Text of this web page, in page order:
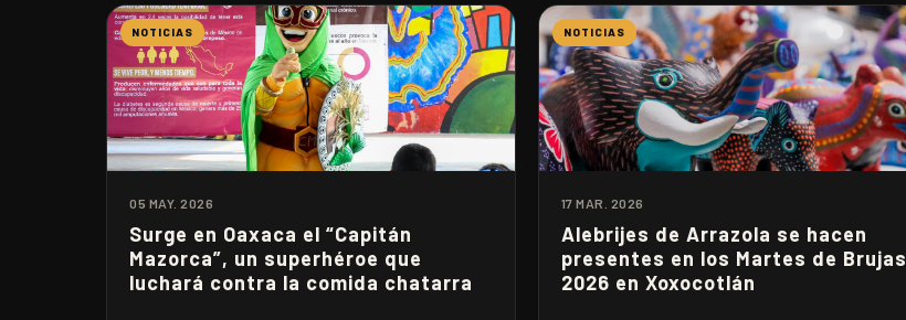
NOTICIAS
05 MAY. 2026
Surge en Oaxaca el “Capitán
Mazorca”, un superhéroe que
luchará contra la comida chatarra
NOTICIAS
17 MAR. 2026
Alebrijes de Arrazola se hacen
presentes en los Martes de Brujas
2026 en Xoxocotlán